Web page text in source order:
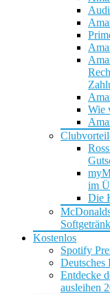
Wie
im
Die
Kostenlos
Spotify
Deutsches
Entdecke
ausleihen